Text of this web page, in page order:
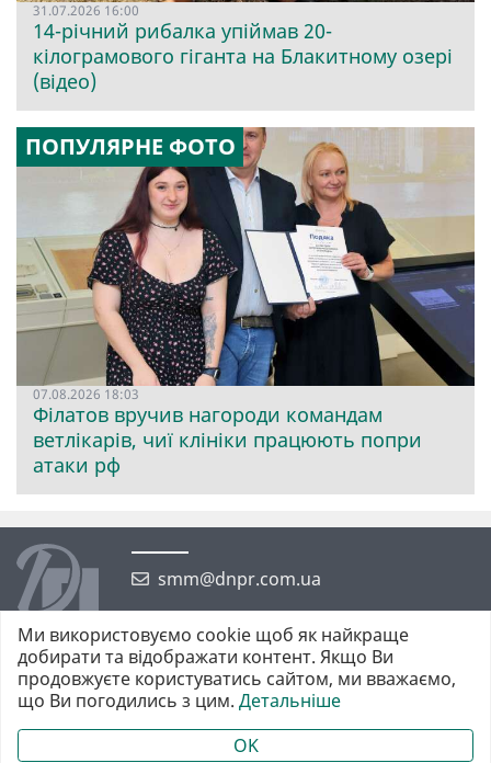
31.07.2026 16:00
14-річний рибалка упіймав 20-
кілограмового гіганта на Блакитному озері
(відео)
ПОПУЛЯРНЕ ФОТО
07.08.2026 18:03
Філатов вручив нагороди командам
ветлікарів, чиї клініки працюють попри
атаки рф
smm@dnpr.com.ua
©2026 https://dnpr.com.ua Дніпровська порадниця
Всі права захищені. При повному або частковому використанні
матеріалів обов'язкове активне гіперпосилання у першому абзаці.
Ми використовуємо cookie щоб як найкраще
добирати та відображати контент. Якщо Ви
продовжуєте користуватись сайтом, ми вважаємо,
що Ви погодились з цим. Детальніше
OK